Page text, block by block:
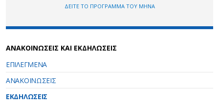
ΔΕΙΤΕ ΤΟ ΠΡΟΓΡΑΜΜΑ ΤΟΥ ΜΗΝΑ
ΑΝΑΚΟΙΝΩΣΕΙΣ ΚΑΙ ΕΚΔΗΛΩΣΕΙΣ
ΕΠΙΛΕΓΜΕΝΑ
ΑΝΑΚΟΙΝΩΣΕΙΣ
ΕΚΔΗΛΩΣΕΙΣ